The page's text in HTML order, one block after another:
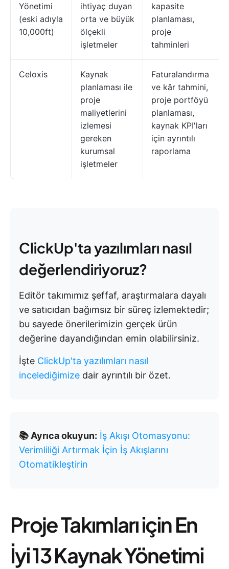
Yönetimi
(eski adıyla
10,000ft)
ihtiyaç duyan
orta ve büyük
ölçekli
işletmeler
kapasite
planlaması,
proje
tahminleri
Celoxis
Kaynak
planlaması ile
proje
maliyetlerini
izlemesi
gereken
kurumsal
işletmeler
Faturalandırma
ve kâr tahmini,
proje portföyü
planlaması,
kaynak KPI'ları
için ayrıntılı
raporlama
ClickUp'ta yazılımları nasıl
değerlendiriyoruz?
Editör takımımız şeffaf, araştırmalara dayalı
ve satıcıdan bağımsız bir süreç izlemektedir;
bu sayede önerilerimizin gerçek ürün
değerine dayandığından emin olabilirsiniz.
İşte ClickUp'ta yazılımları nasıl
incelediğimize dair ayrıntılı bir özet.
📚 Ayrıca okuyun: İş Akışı Otomasyonu:
Verimliliği Artırmak İçin İş Akışlarını
Otomatikleştirin
Proje Takımları için En
İyi 13 Kaynak Yönetimi